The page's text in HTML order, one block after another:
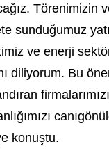
Törenimizin
sunduğumuz
ve enerji
diliyorum. Bu
konuştu.